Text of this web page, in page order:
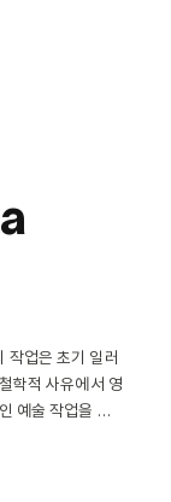
작업은 초기 일러
학적 사유에서 영
예술 작업을 추
디어, 그리고
시각적 유희를